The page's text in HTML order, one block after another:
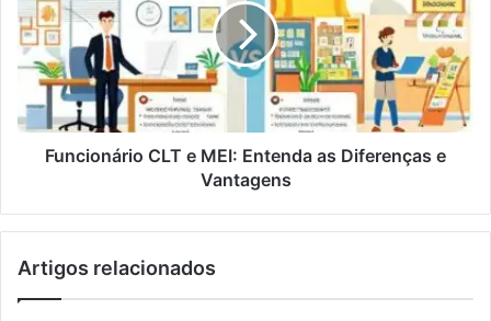
Funcionário CLT e MEI: Entenda as Diferenças e
Vantagens
Artigos relacionados